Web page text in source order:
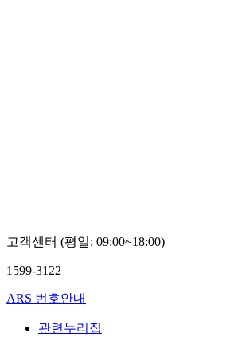
고객센터 (평일: 09:00~18:00)
1599-3122
ARS 번호안내
관련누리집